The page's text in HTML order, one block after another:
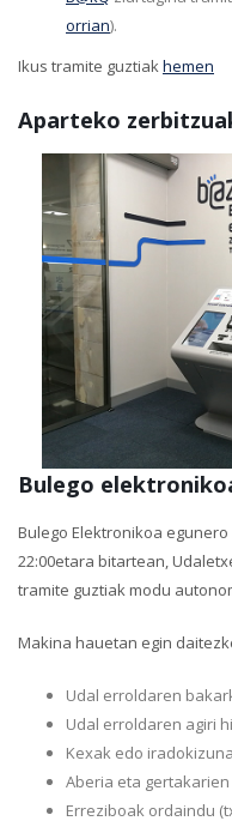
orrian).
Ikus tramite guztiakhemen
Aparteko
Bulego
Bulego Elektronikoa
22:00etara bitartean,
tramite guztiak modu
Makina hauetan egin
Udal erroldaren
Udal erroldaren agiri
Kexak edo
Aberia eta
Erreziboak ordaindu